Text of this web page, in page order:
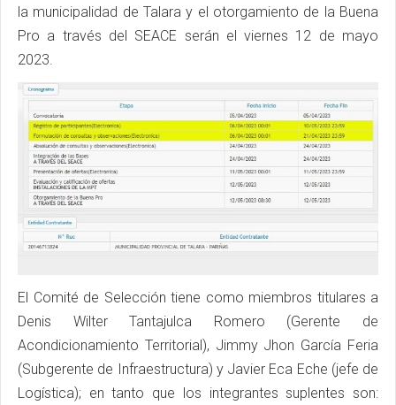
la municipalidad de Talara y el otorgamiento de la Buena
Pro a través del SEACE serán el viernes 12 de mayo
2023.
El Comité de Selección tiene como miembros titulares a
Denis Wilter Tantajulca Romero (Gerente de
Acondicionamiento Territorial), Jimmy Jhon García Feria
(Subgerente de Infraestructura) y Javier Eca Eche (jefe de
Logística); en tanto que los integrantes suplentes son: